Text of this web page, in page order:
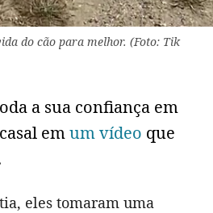
do cão para melhor. (Foto: Tik
a sua confiança em
emum vídeo que
eles tomaram uma